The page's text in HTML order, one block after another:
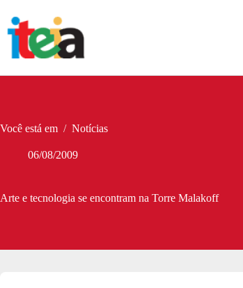
para
conteúdo
Você está em / Notícias
06/08/2009
Arte e tecnologia se encontram na Torre Malakoff